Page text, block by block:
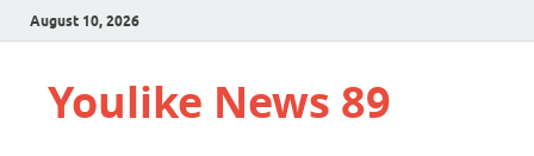
August 10, 2026
Youlike News 89